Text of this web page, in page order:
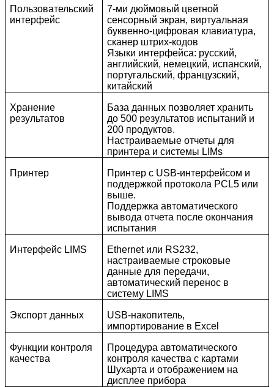
Пользовательский
интерфейс
7-ми дюймовый цветной
сенсорный экран, виртуальная
буквенно-цифровая клавиатура,
сканер штрих-кодов
Языки интерфейса: русский,
английский, немецкий, испанский,
португальский, французский,
китайский
Хранение
результатов
База данных позволяет хранить
до 500 результатов испытаний и
200 продуктов.
Настраиваемые отчеты для
принтера и системы LIMs
Принтер
Принтер с USB-интерфейсом и
поддержкой протокола PCL5 или
выше.
Поддержка автоматического
вывода отчета после окончания
испытания
Интерфейс LIMS
Ethernet или RS232,
настраиваемые строковые
данные для передачи,
автоматический перенос в
систему LIMS
Экспорт данных
USB-накопитель,
импортирование в Excel
Функции контроля
качества
Процедура автоматического
контроля качества с картами
Шухарта и отображением на
дисплее прибора